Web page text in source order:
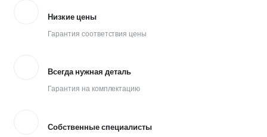
Низкие цены
Гарантия соответствия цены
Всегда нужная деталь
Гарантия на комплектацию
Собственные специалисты